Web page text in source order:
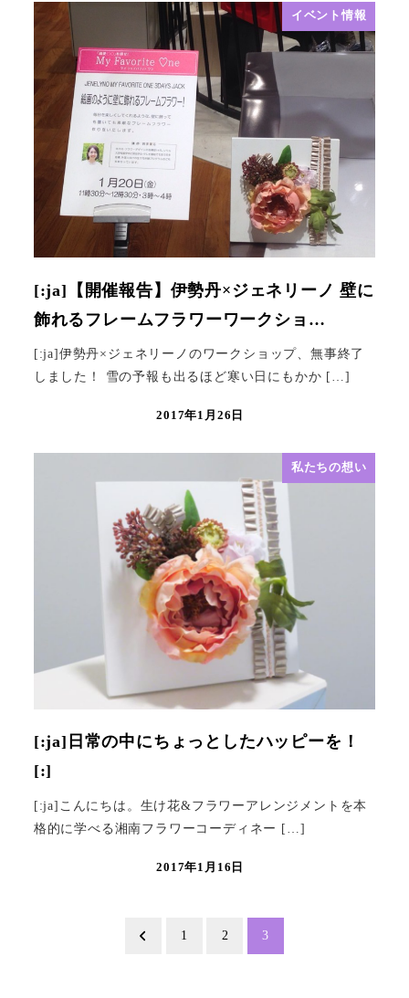
イベント情報
[:ja]【開催報告】伊勢丹×ジェネリーノ 壁に
飾れるフレームフラワーワークショ…
[:ja]伊勢丹×ジェネリーノのワークショップ、無事終了
しました！ 雪の予報も出るほど寒い日にもかか […]
2017年1月26日
私たちの想い
[:ja]日常の中にちょっとしたハッピーを！
[:]
[:ja]こんにちは。生け花&フラワーアレンジメントを本
格的に学べる湘南フラワーコーディネー […]
2017年1月16日
1 2 3